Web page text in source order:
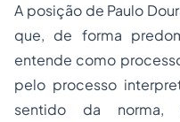
A posição de Paulo
que, de forma
entende como
pelo processo
sentido da